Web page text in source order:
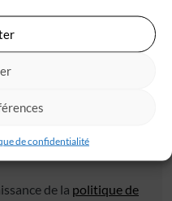
de confidentialité
de la politique de